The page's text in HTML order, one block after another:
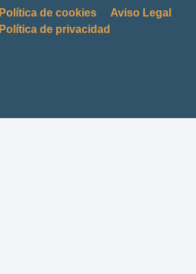
Política de cookies
Aviso Legal
Política de privacidad